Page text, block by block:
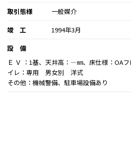
取引態様
一般媒介
竣 工
1994年3月
設 備
Ｅ Ｖ ：1基、天井高：―㎜、床仕様：OA
イレ：専用 男女別 洋式
その他：機械警備、駐車場設備あり